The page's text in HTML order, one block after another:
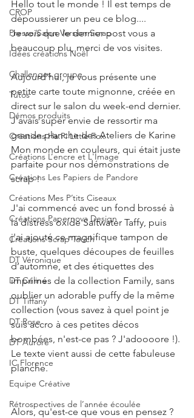
CROP
Presse/Salon Version Scrap
Idées créations Noël
Challenges groupe
Tutos
Démos produits
Créations Ha.Pi Little Fox
Créations L’encre et L'Image
Créations Les Papiers de Pandore
Créations Mes P’tits Ciseaux
Créations Papernova Design
Créations Scrap'Touch
DT Véronique
DT Céline
DT Tiffany
DT Rose
DT Aurore
IC Florence
Equipe Créative
Rétrospectives de l’année écoulée
Hello tout le monde ! Il est temps de
dépoussierer un peu ce blog....
Je vois que le dernier post vous a
beaucoup plu, merci de vos visites.
Aujourd'hui, je vous présente une
petite carte toute mignonne, créée en
direct sur le salon du week-end dernier.
J'avais super envie de ressortir ma
grande planche des Ateliers de Karine
Mon monde en couleurs, qui était juste
parfaite pour nos démonstrations de
scrap !
J'ai commencé avec un fond brossé à
la distress oxide Saltwater Taffy, puis
j'ai ajouté ce magnifique tampon de
buste, quelques découpes de feuilles
d’automne, et des étiquettes des
imprimés de la collection Family, sans
oublier un adorable puffy de la même
collection (vous savez à quel point je
suis accro à ces petites décos
bombées, n'est-ce pas ? J'adoooore !).
Le texte vient aussi de cette fabuleuse
planche.
Alors, qu'est-ce que vous en pensez ?